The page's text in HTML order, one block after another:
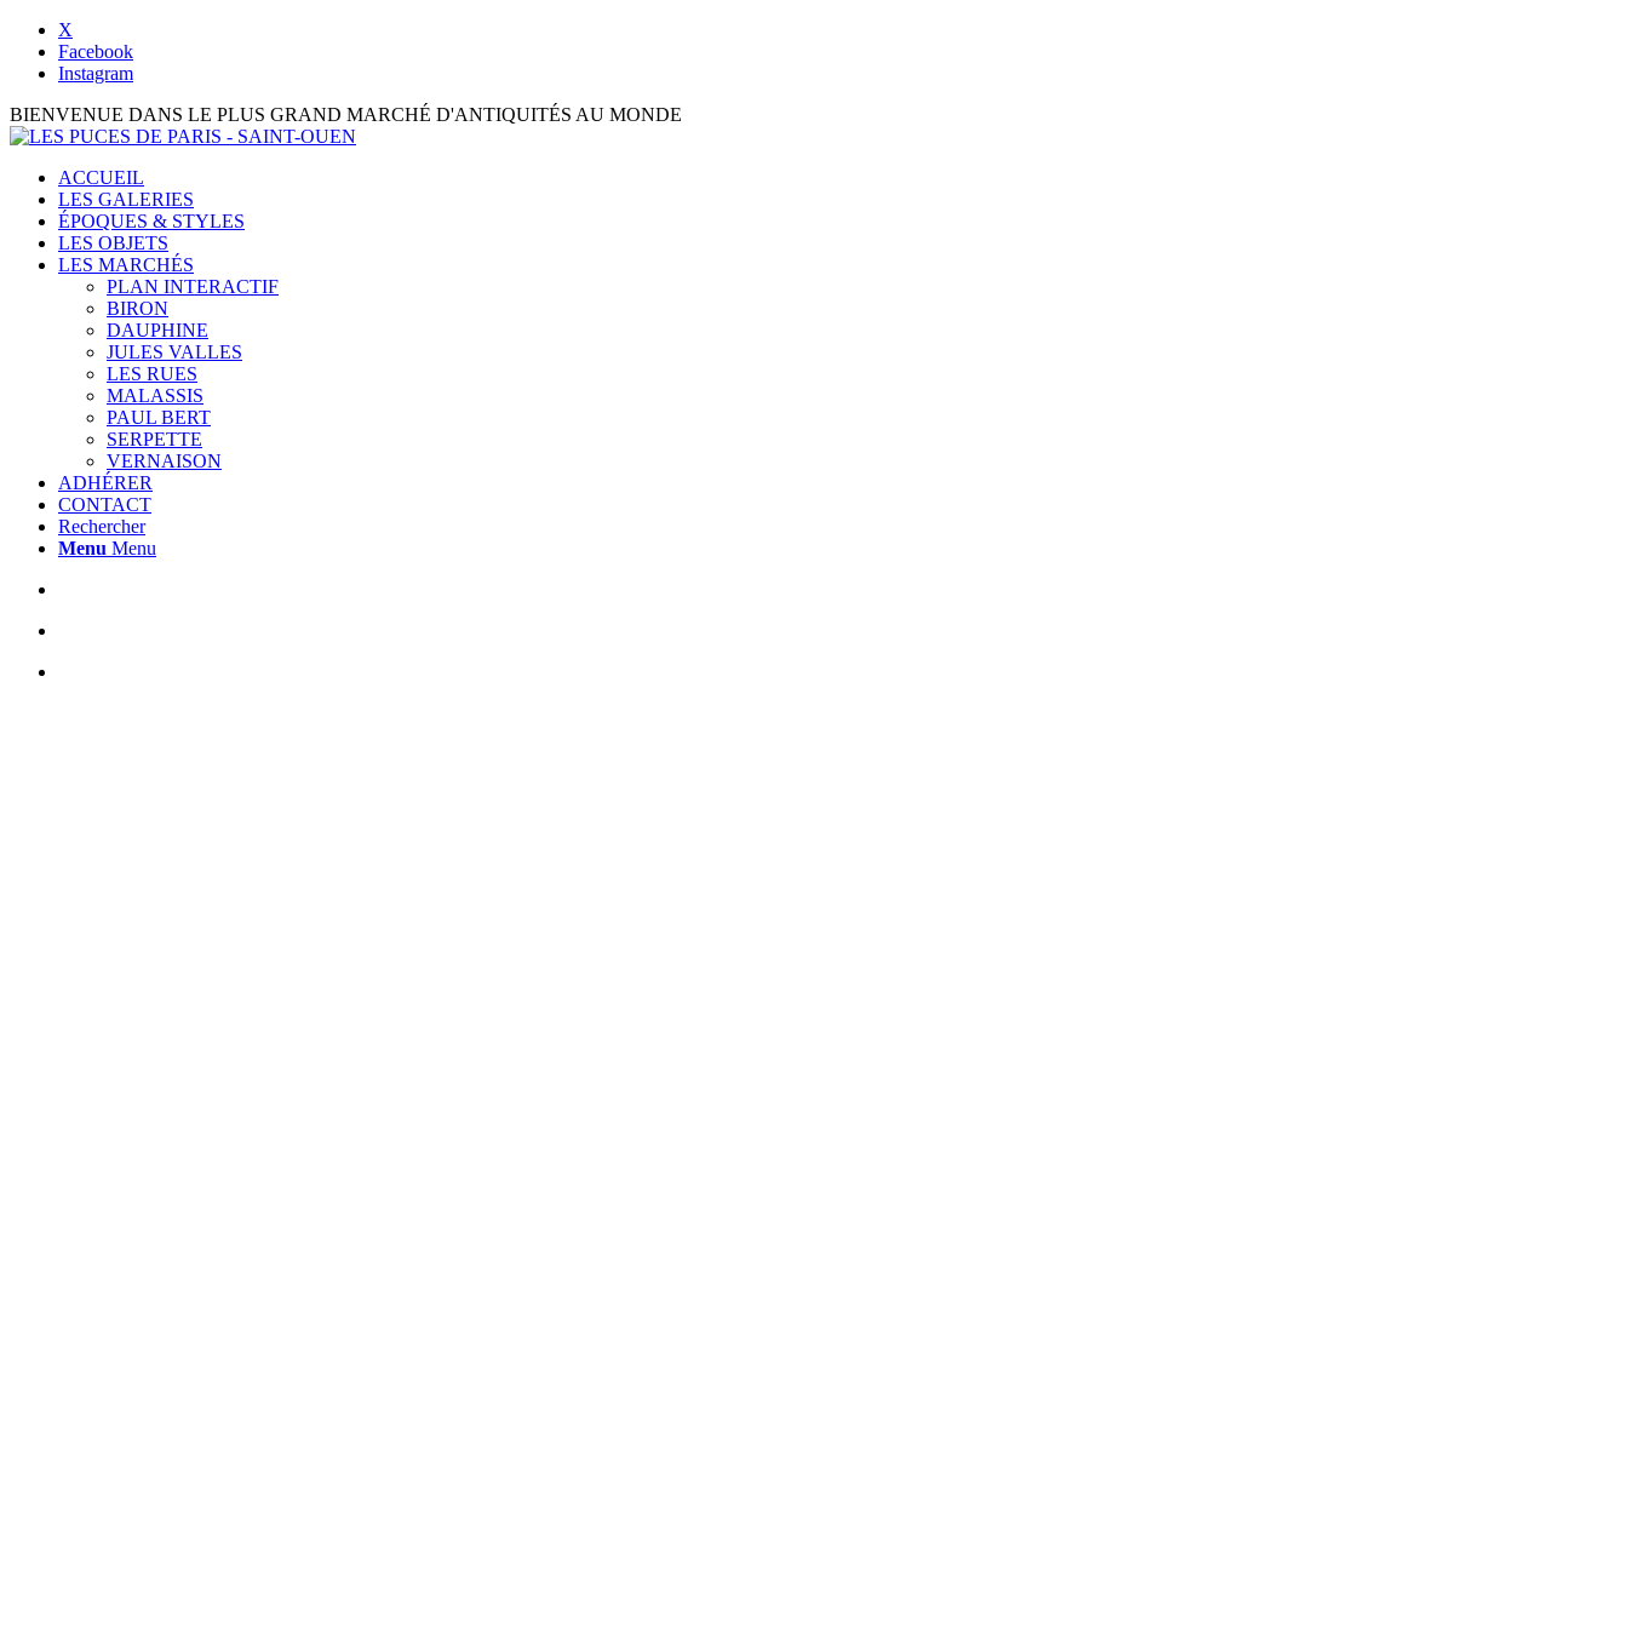
X
Facebook
Instagram
BIENVENUE DANS LE PLUS GRAND MARCHÉ D'ANTIQUITÉS AU MONDE
ACCUEIL
LES GALERIES
ÉPOQUES & STYLES
LES OBJETS
LES MARCHÉS
PLAN INTERACTIF
BIRON
DAUPHINE
JULES VALLES
LES RUES
MALASSIS
PAUL BERT
SERPETTE
VERNAISON
ADHÉRER
CONTACT
Rechercher
Menu Menu